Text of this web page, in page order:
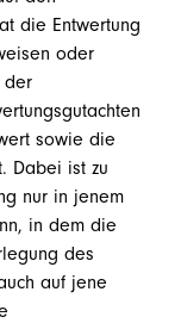
die Entwertung
oder
der
sowie die
Dabei ist zu
nur in jenem
in dem die
des
auf jene